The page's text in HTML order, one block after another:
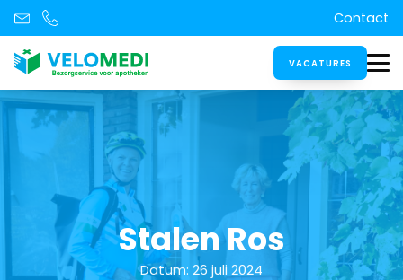
Contact
VACATURES
Stalen Ros
Datum: 26 juli 2024